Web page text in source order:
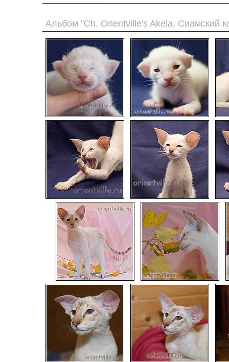
Альбом "Ch. Orientville's Akela. Сиамский